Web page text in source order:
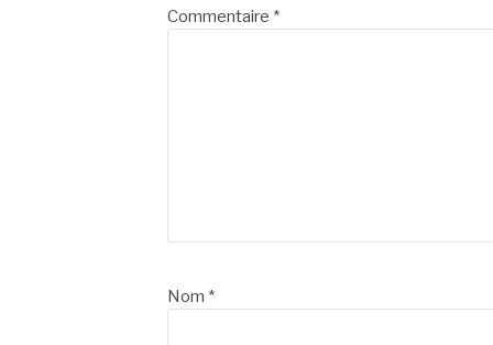
suite
Commentaire *
Nom *